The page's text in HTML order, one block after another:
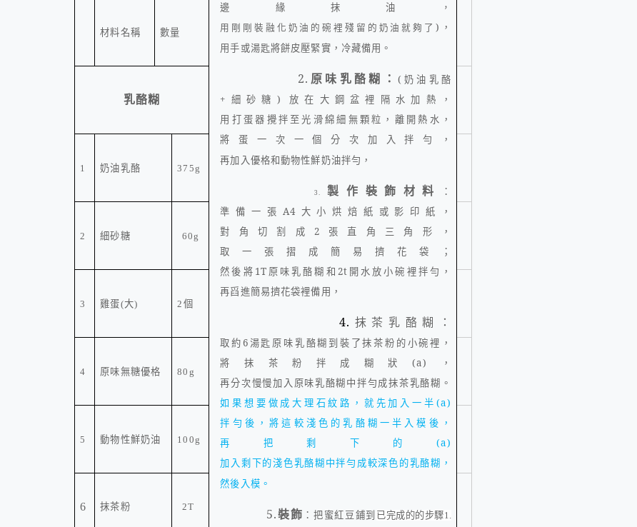
邊緣抹油
，
用剛剛裝融化奶油的碗裡殘留的奶油就夠了 ) ，
用手或湯匙將餅皮壓緊實，冷藏備用。
2. 原味乳酪糊： ( 奶油乳酪
+ 細砂糖 ) 放在大鋼盆裡隔水加熱，
用打蛋器攪拌至光滑綿細無顆粒，離開熱水，
將蛋一次一個分次加入拌勻，
再加入優格和動物性鮮奶油拌勻，
3. 製作裝飾材料
：
準備一張 A4大小烘焙紙或影印紙，
對角切割成 2 張直角三角形，
取一張摺成簡易擠花袋；
然後將 1T 原味乳酪糊和 2t 開水放小碗裡拌勻，
再舀進簡易擠花袋裡備用，
4. 抹茶乳酪糊：
取約6湯匙原味乳酪糊到裝了抹茶粉的小碗裡，
將抹茶粉拌成糊狀(a)
，
再分次慢慢加入原味乳酪糊中拌勻成抹茶乳酪糊。
如果想要做成大理石紋路，就先加入一半 (a)
拌勻後，將這較淺色的乳酪糊一半入模後，
再把剩下的 (a)
加入剩下的淺色乳酪糊中拌勻成較深色的乳酪糊，
然後入模。
5.裝飾 ：把蜜紅豆鋪到 已完成的的步驟1.
材料名稱 數量
乳酪糊
1 奶油乳酪 375g
2 細砂糖 60g
3 雞蛋(大) 2 個
4 原味無糖優格 80g
5 動物性鮮奶油 100g
6 抹茶粉 2T